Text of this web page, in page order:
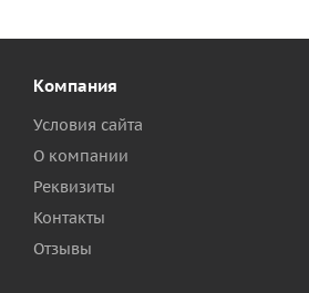
Компания
Условия сайта
О компании
Реквизиты
Контакты
Отзывы